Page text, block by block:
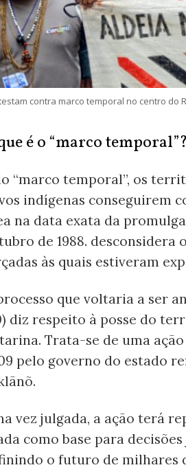
contra marco temporal no centro do
é o “marco temporal”?
“marco temporal”, os
indígenas conseguirem
na data exata da
de 1988.
às quais estiveram
que voltaria a ser
diz respeito à posse do
Trata-se de uma
pelo governo do estado
vez julgada, a ação terá
como base para
o futuro de milhares